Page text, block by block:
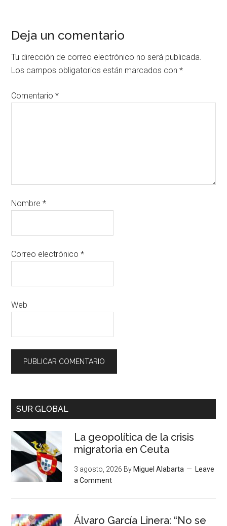
Deja un comentario
Tu dirección de correo electrónico no será publicada.
Los campos obligatorios están marcados con*
Comentario*
Nombre*
Correo electrónico*
Web
SUR GLOBAL
La geopolítica de la crisis
migratoria en Ceuta
3 agosto, 2026 ByMiguel Alabarta
Leave
a Comment
Álvaro García Linera: “No se